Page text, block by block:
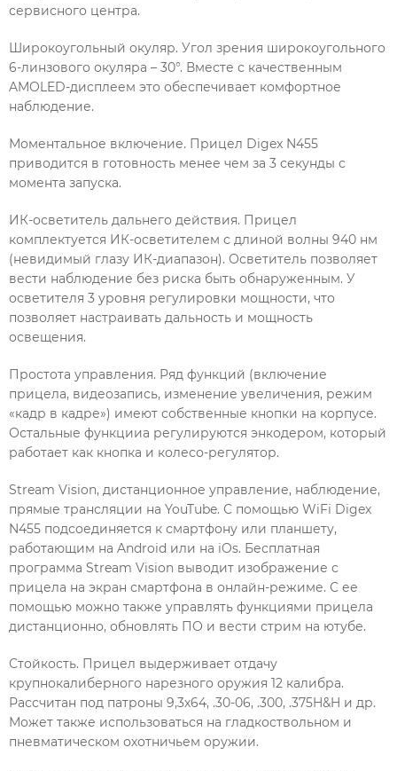
сервисного центра.
Широкоугольный окуляр. Угол зрения широкоугольного
6-линзового окуляра – 30°. Вместе с качественным
AMOLED-дисплеем это обеспечивает комфортное
наблюдение.
Моментальное включение. Прицел Digex N455
приводится в готовность менее чем за 3 секунды с
момента запуска.
ИК-осветитель дальнего действия. Прицел
комплектуется ИК-осветителем с длиной волны 940 нм
(невидимый глазу ИК-диапазон). Осветитель позволяет
вести наблюдение без риска быть обнаруженным. У
осветителя 3 уровня регулировки мощности, что
позволяет настраивать дальность и мощность
освещения.
Простота управления. Ряд функций (включение
прицела, видеозапись, изменение увеличения, режим
«кадр в кадре») имеют собственные кнопки на корпусе.
Остальные функцииа регулируются энкодером, который
работает как кнопка и колесо-регулятор.
Stream Vision, дистанционное управление, наблюдение,
прямые трансляции на YouTube. С помощью WiFi Digex
N455 подсоединяется к смартфону или планшету,
работающим на Android или на iOs. Бесплатная
программа Stream Vision выводит изображение с
прицела на экран смартфона в онлайн-режиме. С ее
помощью можно также управлять функциями прицела
дистанционно, обновлять ПО и вести стрим на ютубе.
Стойкость. Прицел выдерживает отдачу
крупнокалиберного нарезного оружия 12 калибра.
Рассчитан под патроны 9,3х64, .30-06, .300, .375H&H и др.
Может также использоваться на гладкоствольном и
пневматическом охотничьем оружии.